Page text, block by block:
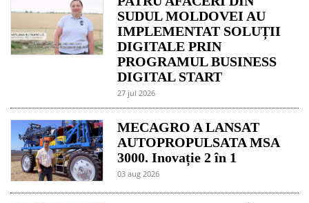
SUDUL MOLDOVEI AU
IMPLEMENTAT SOLUȚII
DIGITALE PRIN
PROGRAMUL BUSINESS
DIGITAL START
27 jul 2026
MECAGRO A LANSAT
AUTOPROPULSATA MSA
3000. Inovație 2 în 1
03 aug 2026